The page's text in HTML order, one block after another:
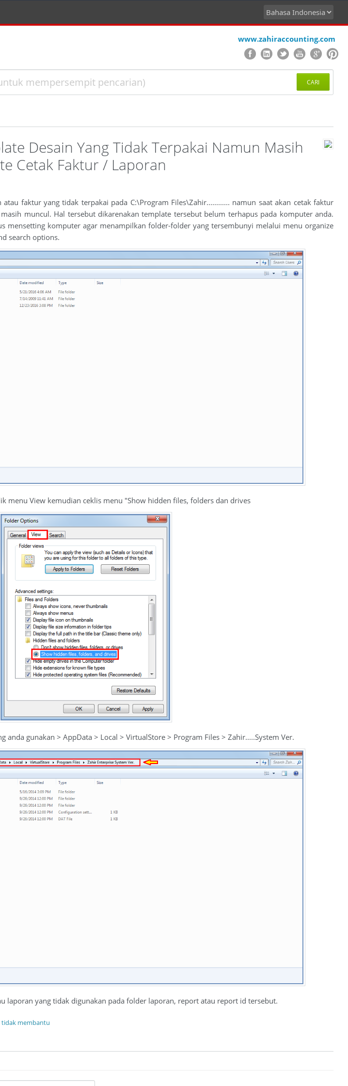
www.zahiraccounting.com
CARI
Desain Yang Tidak Terpakai Namun Masih
Cetak Faktur / Laporan
faktur yang tidak terpakai pada C:\Program Files\Zahir............ namun saat akan cetak faktur
muncul. Hal tersebut dikarenakan template tersebut belum terhapus pada komputer anda.
mensetting komputer agar menampilkan folder-folder yang tersembunyi melalui menu organize
search options.
menu View kemudian ceklis menu "Show hidden files, folders dan drives
anda gunakan > AppData > Local > VirtualStore > Program Files > Zahir.....System Ver.
laporan yang tidak digunakan pada folder laporan, report atau report id tersebut.
tidak membantu